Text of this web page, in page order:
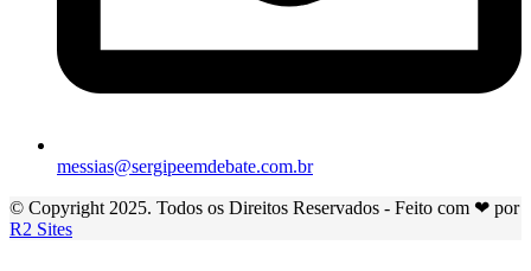
messias@sergipeemdebate.com.br
© Copyright 2025. Todos os Direitos Reservados - Feito com ❤ por
R2 Sites